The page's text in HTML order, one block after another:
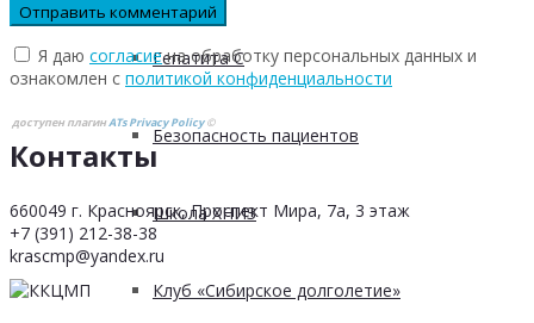
Гепатита С
Безопасность пациентов
Школа ХНИЗ
Клуб «Сибирское долголетие»
Я даю согласиена обработку персональных данных и
ознакомлен с политикой конфиденциальности
доступен плагинATs Privacy Policy©
Контакты
660049 г. Красноярск, Проспект Мира, 7а, 3 этаж
+7 (391) 212-38-38
krascmp@yandex.ru